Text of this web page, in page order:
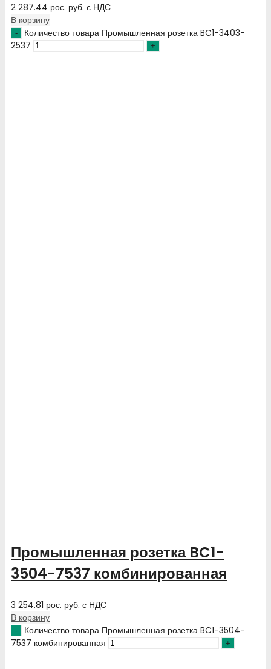
2 287.44 рос. руб. с НДС
В корзину
Количество товара Промышленная розетка BC1-3403-
2537
Промышленная розетка BC1-
3504-7537 комбинированная
3 254.81 рос. руб. с НДС
В корзину
Количество товара Промышленная розетка BC1-3504-
7537 комбинированная